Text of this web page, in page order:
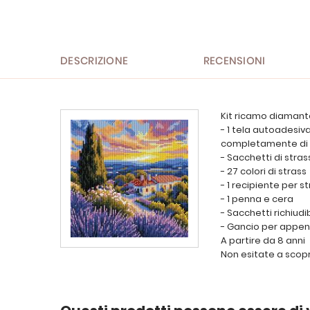
immagini
DESCRIZIONE RECENSIONI
Kit ricamo
- 1 tela
completamente
- Sacchetti di
- 27 colori di strass
- 1 recipiente per
- 1 penna e cera
- Sacchetti
- Gancio per
A partire da 8 anni
Non esitate a